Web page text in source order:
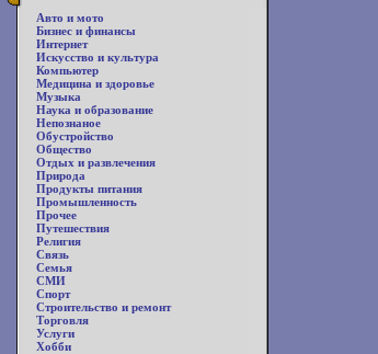
Авто и мото
Бизнес и финансы
Интернет
Искусство и культура
Компьютер
Медицина и здоровье
Музыка
Наука и образование
Непознаное
Обустройство
Общество
Отдых и развлечения
Природа
Продукты питания
Промышленность
Прочее
Путешествия
Религия
Связь
Семья
СМИ
Спорт
Строительство и ремонт
Торговля
Услуги
Хобби